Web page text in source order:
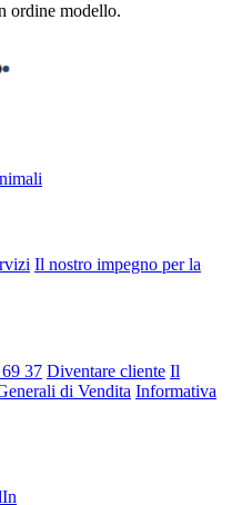
ordine modello.
Il nostro impegno per la
37 Diventare cliente Il
di Vendita Informativa